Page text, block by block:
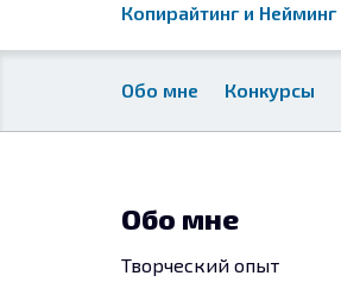
Копирайтинг и Нейминг
Обо мне Конкурсы
Обо мне
Творческий опыт